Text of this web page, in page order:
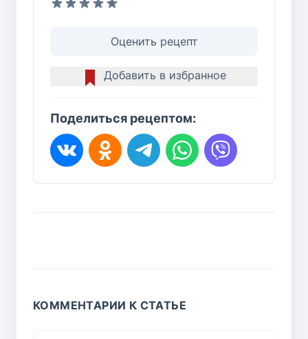
Оценить рецепт
Добавить в избранное
Поделиться рецептом:
КОММЕНТАРИИ К СТАТЬЕ